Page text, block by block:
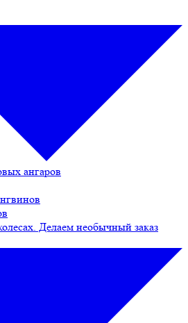
ангаров
Делаем необычный заказ